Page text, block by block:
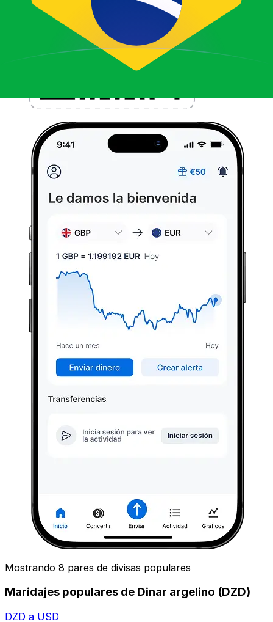
Mostrando 8 pares de divisas populares
Maridajes populares de Dinar argelino (DZD)
DZD a USD